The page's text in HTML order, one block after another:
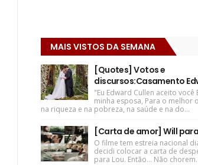
MAIS VISTOS DA SEMANA
[Quotes] Votos e
discursos:Casamento
"Eu Edward Cullen aceito você
minha esposa, Para o melhor
na riqueza e na pobreza, na saúde e na do...
[Carta de amor] Will
O filme tem estreia nacional
decidi colocar a carta de
para Lou. Então... Não